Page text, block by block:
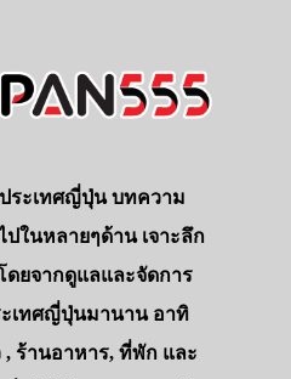
ประเทศญี่ปุ่น บทความ
ในหลายๆด้าน เจาะลึก
ยจากดูแลและจัดการ
เทศญี่ปุ่นมานาน อาทิ
, ร้านอาหาร, ที่พัก และ